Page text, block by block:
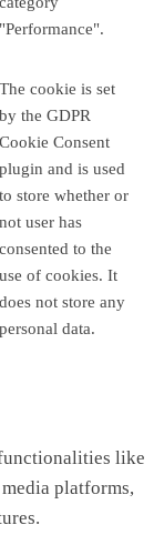
"Performance".
The cookie is set
by the GDPR
Cookie Consent
plugin and is used
to store whether or
not user has
consented to the
use of cookies. It
does not store any
personal data.
like
platforms,